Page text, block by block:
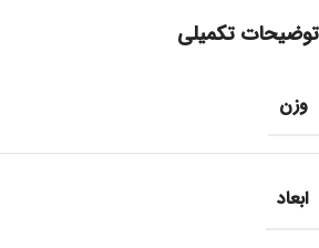
توضیحات تکمیلی
وزن
ابعاد